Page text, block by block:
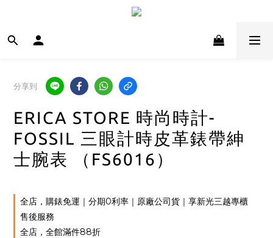
分享到
ERICA STORE 時尚時計-
FOSSIL 三眼計時皮革錶帶紳
士腕表 （FS6016）
全店，購錶免運｜分期0利率｜原廠公司貨｜享新光三越專櫃
售後服務
全店，全館滿件88折